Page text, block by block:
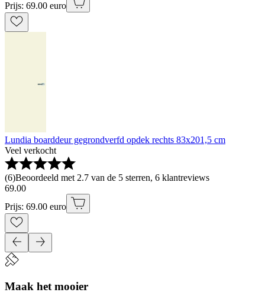
Prijs: 69.00 euro
Lundia boarddeur gegrondverfd opdek rechts 83x201,5 cm
Veel verkocht
(6)Beoordeeld met 2.7 van de 5 sterren, 6 klantreviews
69.00
Prijs: 69.00 euro
Maak het mooier